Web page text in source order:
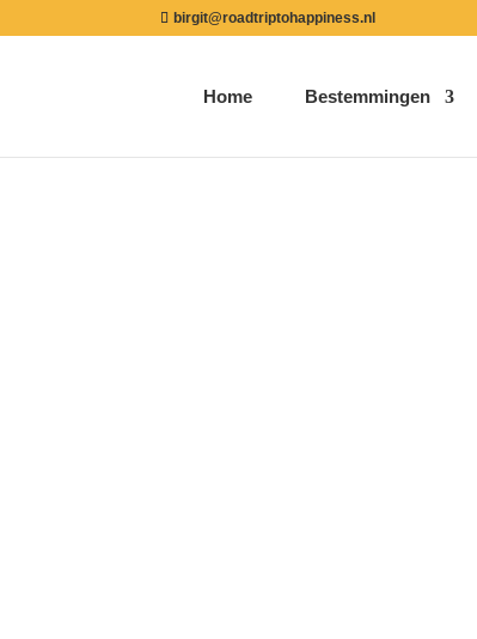
birgit@roadtriptohappiness.nl
Home Bestemmingen